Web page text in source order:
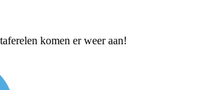
komen er weer aan!